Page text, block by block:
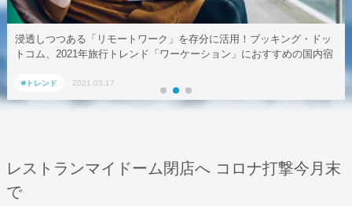
浸透しつつある「リモートワーク」を存分に活用！ブッキング・ドッ
トコム、2021年旅行トレンド「ワーケーション」におすすめの国内宿
#トレンド 2021.03.17
レストランマイドーム閉店へ コロナ打撃今月末
で